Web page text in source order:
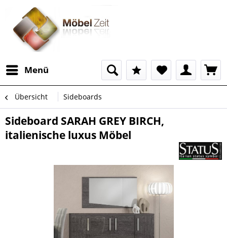
Menü
Übersicht Sideboards
Sideboard SARAH GREY BIRCH,
italienische luxus Möbel